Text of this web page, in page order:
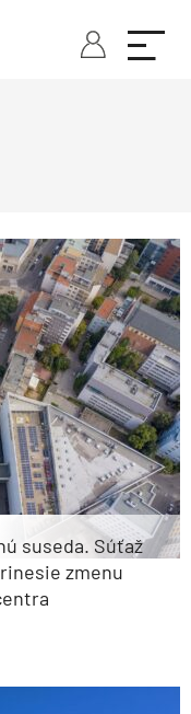
suseda. Súťaž
zmenu